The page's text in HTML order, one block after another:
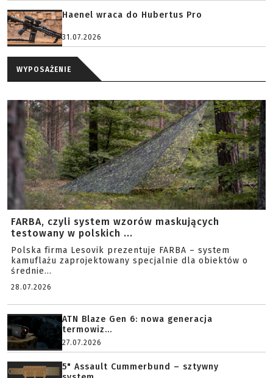
Haenel wraca do Hubertus Pro
31.07.2026
WYPOSAŻENIE
FARBA, czyli system wzorów maskujących
testowany w polskich ...
Polska firma Lesovik prezentuje FARBA – system
kamuflażu zaprojektowany specjalnie dla obiektów o
średnie...
28.07.2026
ATN Blaze Gen 6: nowa generacja
termowiz...
27.07.2026
5" Assault Cummerbund – sztywny